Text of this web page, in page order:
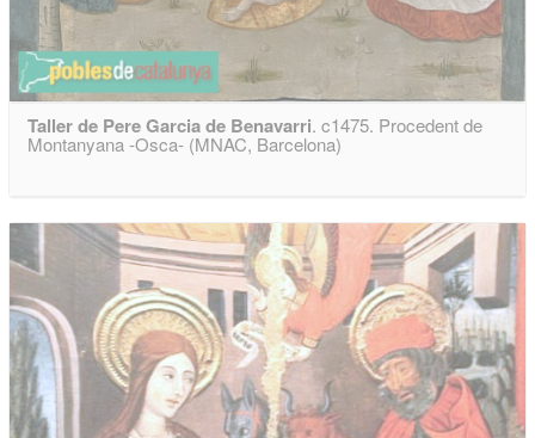
Taller de Pere Garcia de Benavarri. c1475. Procedent de
Montanyana -Osca- (MNAC, Barcelona)